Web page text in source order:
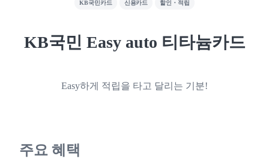
KB국민카드 신용카드 할인・적립
KB국민 Easy auto 티타늄카드
Easy하게 적립을 타고 달리는 기분!
주요 혜택